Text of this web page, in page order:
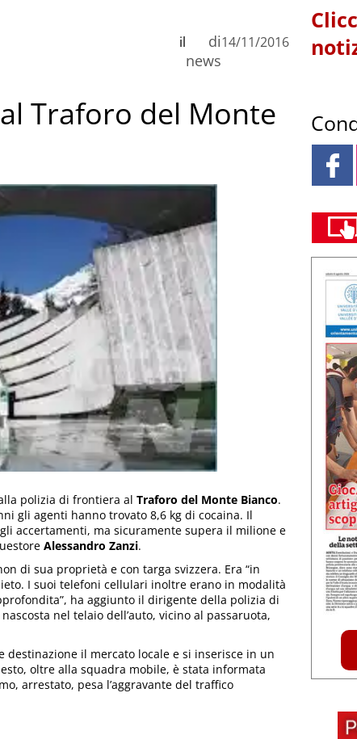
di
news
il 14/11/2016
Traforo del Monte
polizia di frontiera al Traforo del Monte Bianco.
gli agenti hanno trovato 8,6 kg di cocaina. Il
accertamenti, ma sicuramente supera il milione e
Alessandro Zanzi.
di sua proprietà e con targa svizzera. Era “in
I suoi telefoni cellulari inoltre erano in modalità
ha aggiunto il dirigente della polizia di
nel telaio dell’auto, vicino al passaruota,
destinazione il mercato locale e si inserisce in un
oltre alla squadra mobile, è stata informata
arrestato, pesa l’aggravante del traffico